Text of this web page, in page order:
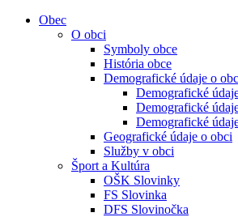
Obec
O obci
Symboly obce
História obce
Demografické údaje o
Demografické
Demografické
Demografické
Geografické údaje o obci
Služby v obci
Šport a Kultúra
OŠK Slovinky
FS Slovinka
DFS Slovinočka